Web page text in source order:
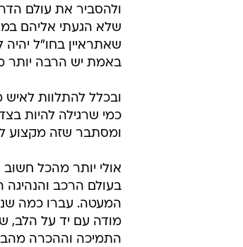
ולהסביר את עולם
שלא הגעתי אליהם
שאתראיין בחו"ל
באמת יש הרבה יותר
ובכלל להתלוות
כמי שרגילה להיות
ומסתבר שזה מקצוע
אולי יותר מהכל
בעולם הרכב והנהיגה
המעטה. עברו כמה
מודה עם יד על הלב,
התמיכה וההכרה